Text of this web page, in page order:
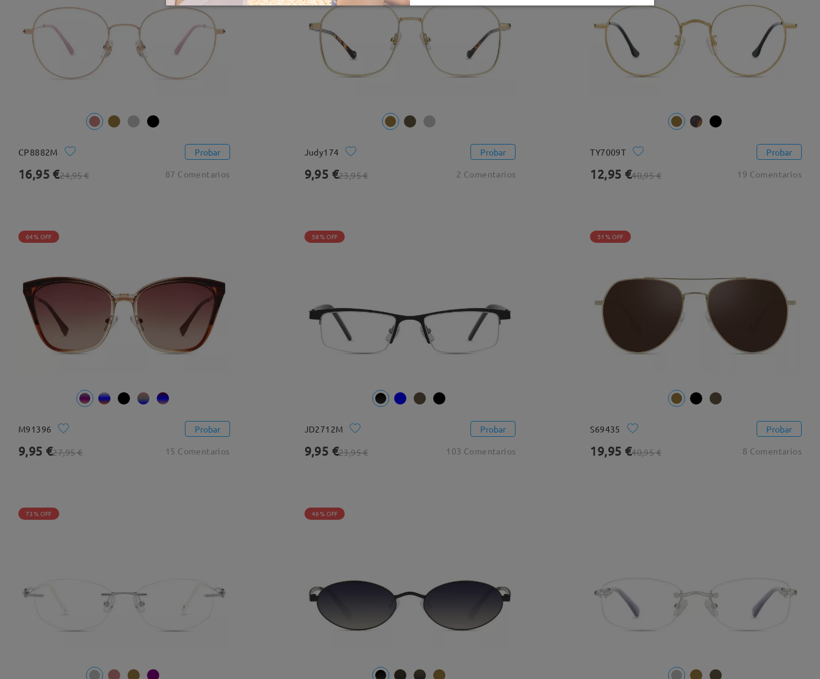
CP8882M Probar
16,95 €24,95 € 87 Comentarios
Judy174 Probar
9,95 €23,95 € 2 Comentarios
TY7009T Probar
12,95 €40,95 € 19 Comentarios
64% OFF
M91396 Probar
9,95 €27,95 € 15 Comentarios
58% OFF
JD2712M Probar
9,95 €23,95 € 103 Comentarios
51% OFF
S69435 Probar
19,95 €40,95 € 8 Comentarios
73% OFF 46% OFF